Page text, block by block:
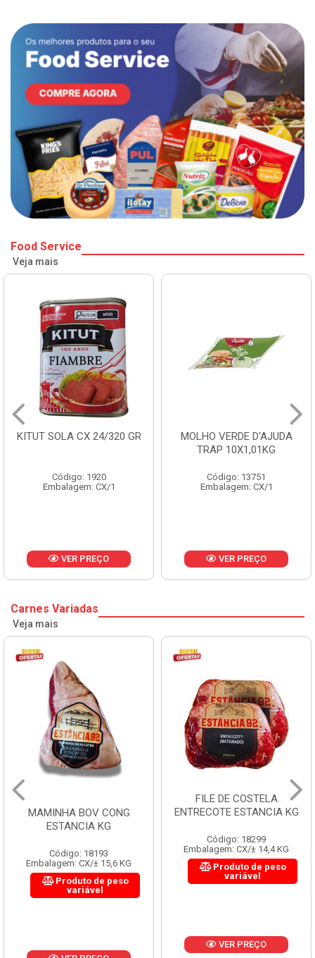
Food Service
Veja mais
SOLA CX 24/320 GR
Código: 1920
Embalagem: CX/1
VER PREÇO
MOLHO VERDE D'AJUDA
TRAP 10X1,01KG
Código: 13751
Embalagem: CX/1
VER PREÇO
Carnes Variadas
Veja mais
MAMINHA BOV CONG
ESTANCIA KG
Código: 18193
Embalagem: CX/± 15,6 KG
Produto de peso
variável
FILE DE COSTELA
ENTRECOTE ESTANCIA KG
Código: 18299
Embalagem: CX/± 14,4 KG
Produto de peso
variável
VER PREÇO